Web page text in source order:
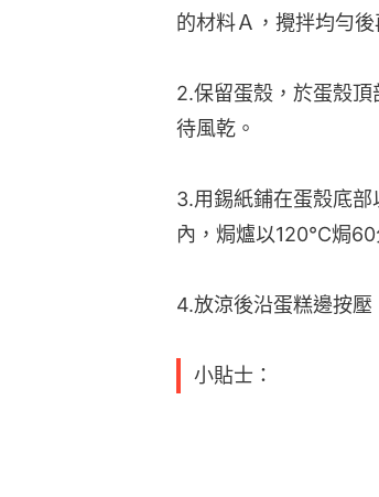
的材料Ａ，攪拌均勻後
2.保留蛋殼，於蛋殼頂
待風乾。
3.用錫紙鋪在蛋殼底
內，焗爐以120°C焗60
4.放涼後沿蛋糕邊按壓
小貼士：